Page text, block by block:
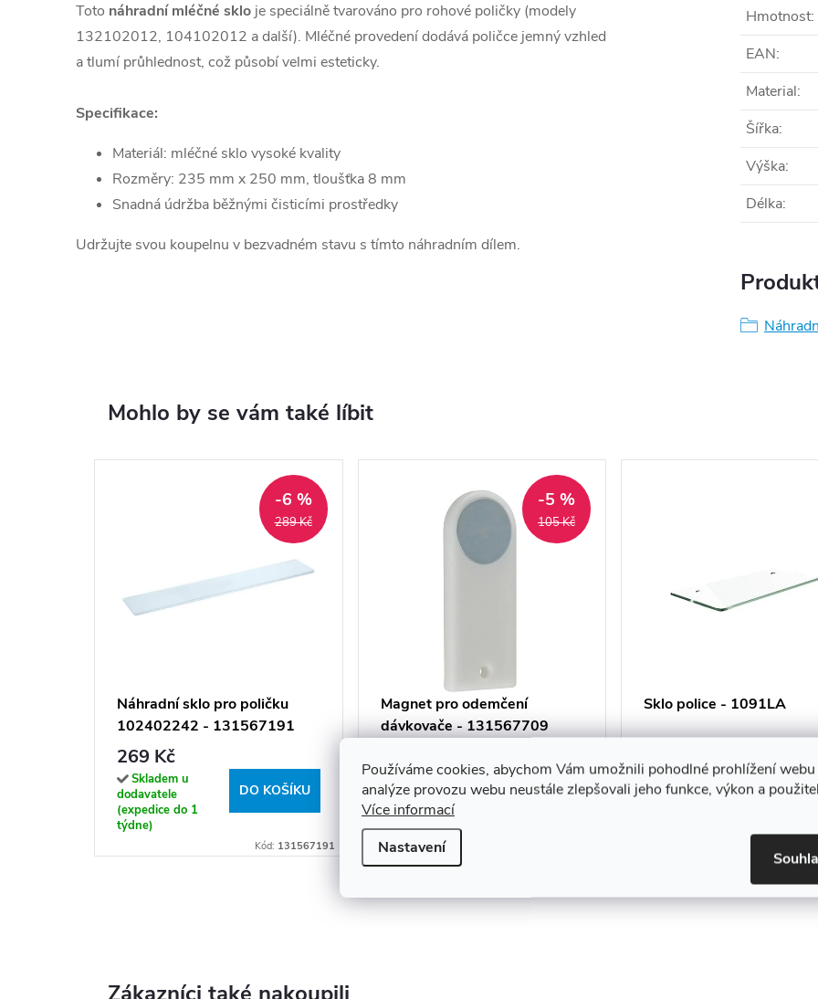
Používáme cookies, abychom Vám umožnili pohodlné prohlížení
analýze provozu webu neustále zlepšovali jeho funkce, výkon a
Více informací
Nastavení
Toto náhradní mléčné sklo je speciálně tvarováno pro rohové poličky (modely
132102012, 104102012 a další). Mléčné provedení dodává poličce jemný vzhled
a tlumí průhlednost, což působí velmi esteticky.
Specifikace:
Materiál: mléčné sklo vysoké kvality
Rozměry: 235 mm x 250 mm, tloušťka 8 mm
Snadná údržba běžnými čisticími prostředky
Udržujte svou koupelnu v bezvadném stavu s tímto náhradním dílem.
Hmotnost:
EAN:
Material:
Šířka:
Výška:
Délka:
Mohlo by se vám také líbit
289 Kč
-6 %
Náhradní sklo pro poličku
102402242 - 131567191
269 Kč
Skladem u
dodavatele
(expedice do 1
týdne)
DO KOŠÍKU
Kód: 131567191
105 Kč
-5 %
Magnet pro odemčení
dávkovače - 131567709
Skladem u
dodavatele
(expedice do 1
týdne)
DO KOŠÍKU
Sklo police - 1091LA
Skladem u
dodavatele
DO
Zákazníci také nakoupili